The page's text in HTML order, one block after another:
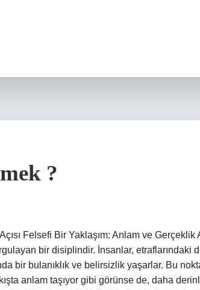
?
Felsefi Bir Yaklaşım: Anlam ve Gerçeklik
bir disiplindir. İnsanlar, etraflarındaki
bir bulanıklık ve belirsizlik yaşarlar. Bu
anlam taşıyor gibi görünse de, daha